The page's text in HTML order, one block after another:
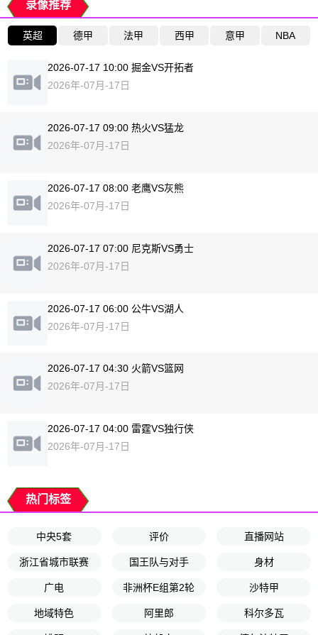
录像推荐
英超 德甲 法甲 西甲 意甲 NBA
2026-07-17 10:00 掘金VS开拓者
2026年-07月-17日
2026-07-17 09:00 热火VS猛龙
2026年-07月-17日
2026-07-17 08:00 老鹰VS灰熊
2026年-07月-17日
2026-07-17 07:00 尼克斯VS勇士
2026年-07月-17日
2026-07-17 06:00 公牛VS湖人
2026年-07月-17日
2026-07-17 04:30 火箭VS篮网
2026年-07月-17日
2026-07-17 04:00 雷霆VS独行侠
2026年-07月-17日
热门标签
中央5套 评价 直播网站
浙江省城市联赛 国王队与对手 身材
广电 非洲杯E组第2轮 沙特甲
地域特色 阿里郎 科尔多瓦